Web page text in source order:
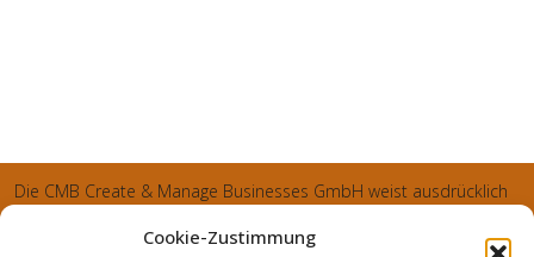
Cookie-Zustimmung
Die CMB Create & Manage Businesses GmbH weist ausdrücklich